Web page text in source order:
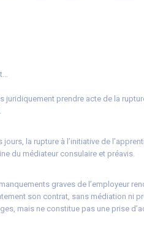
juridiquement prendre acte de la
jours, la rupture à l’initiative de
du médiateur consulaire et préavis.
graves de l’employeur
son contrat, sans médiation ni
mais ne constitue pas une prise